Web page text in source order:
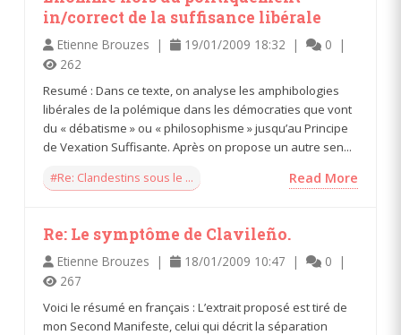
in/correct de la suffisance libérale
Etienne Brouzes | 19/01/2009 18:32 |
0 |
262
Resumé : Dans ce texte, on analyse les amphibologies
libérales de la polémique dans les démocraties que vont
du « débatisme » ou « philosophisme » jusqu’au Principe
de Vexation Suffisante. Après on propose un autre sen...
#Re: Clandestins sous le ...
Read More
Re: Le symptôme de Clavileño.
Etienne Brouzes | 18/01/2009 10:47 |
0 |
267
Voici le résumé en français : L’extrait proposé est tiré de
mon Second Manifeste, celui qui décrit la séparation